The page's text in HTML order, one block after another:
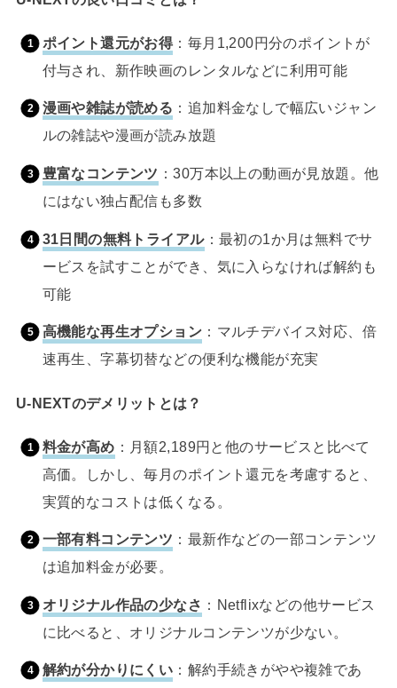
ポイント還元がお得：毎月1,200円分のポイントが
付与され、新作映画のレンタルなどに利用可能
漫画や雑誌が読める ：追加料金なしで幅広いジャン
ルの雑誌や漫画が読み放題
豊富なコンテンツ ：30万本以上の動画が見放題。他
にはない独占配信も多数
31日間の無料トライアル：最初の1か月は無料でサ
ービスを試すことができ、気に入らなければ解約も
可能
高機能な再生オプション ：マルチデバイス対応、倍
速再生、字幕切替などの便利な機能が充実
U-NEXTのデメリットとは？
料金が高め ：月額2,189円と他のサービスと比べて
高価。しかし、毎月のポイント還元を考慮すると、
実質的なコストは低くなる。
一部有料コンテンツ ：最新作などの一部コンテンツ
は追加料金が必要。
オリジナル作品の少なさ ：Netflixなどの他サービス
に比べると、オリジナルコンテンツが少ない。
解約が分かりにくい ：解約手続きがやや複雑であ